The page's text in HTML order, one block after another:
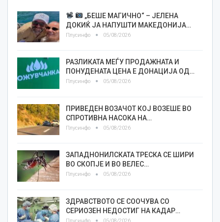
„БЕШЕ МАГИЧНО“ – ЈЕЛЕНА
ДОКИЌ ЈА НАПУШТИ МАКЕДОНИЈА…
Плусинфо 05/08/2026
РАЗЛИКАТА МЕЃУ ПРОДАЖНАТА И
ПОНУДЕНАТА ЦЕНА Е ДОНАЦИЈА ОД…
Плусинфо 05/08/2026
ПРИВЕДЕН ВОЗАЧОТ КОЈ ВОЗЕШЕ ВО
СПРОТИВНА НАСОКА НА…
Плусинфо 05/08/2026
ЗАПАДНОНИЛСКАТА ТРЕСКА СЕ ШИРИ
ВО СКОПЈЕ И ВО ВЕЛЕС…
Плусинфо 05/08/2026
ЗДРАВСТВОТО СЕ СООЧУВА СО
СЕРИОЗЕН НЕДОСТИГ НА КАДАР…